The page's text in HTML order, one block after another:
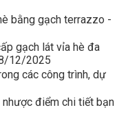
bằng gạch terrazzo -
gạch lát vỉa hè đa
12/2025
các công trình, dự
nhược điểm chi tiết bạn